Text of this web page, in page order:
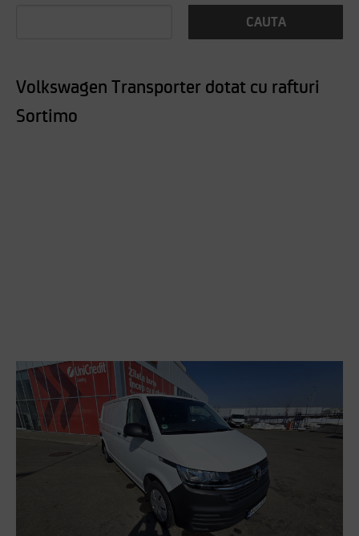
CAUTA
Volkswagen Transporter dotat cu rafturi
Sortimo